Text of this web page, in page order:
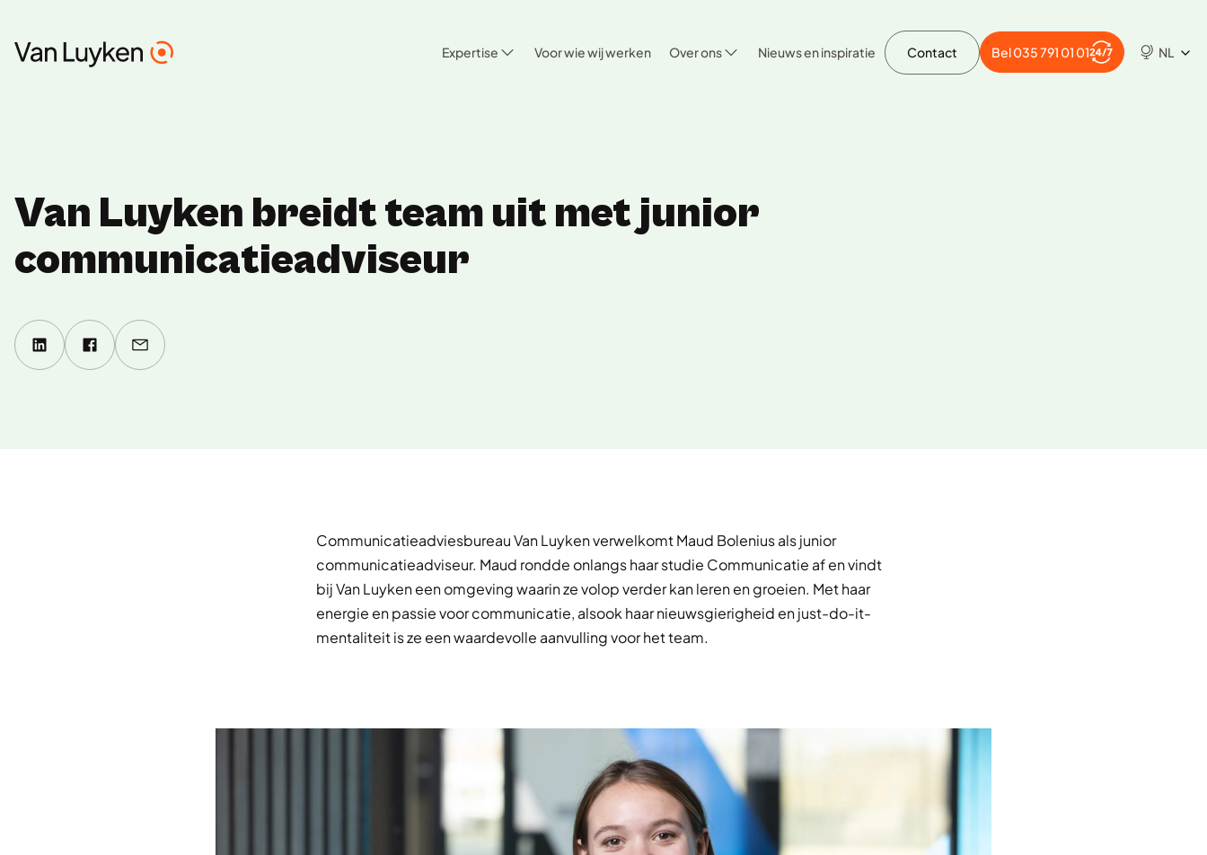
Expertise Voor wie wij werken Over ons Nieuws en inspiratie Contact Bel 035 791 01 01 NL
Van Luyken breidt team uit met junior
communicatieadviseur
Communicatieadviesbureau Van Luyken verwelkomt Maud Bolenius als junior
communicatieadviseur. Maud rondde onlangs haar studie Communicatie af en vindt
bij Van Luyken een omgeving waarin ze volop verder kan leren en groeien. Met haar
energie en passie voor communicatie, alsook haar nieuwsgierigheid en just-do-it-
mentaliteit is ze een waardevolle aanvulling voor het team.